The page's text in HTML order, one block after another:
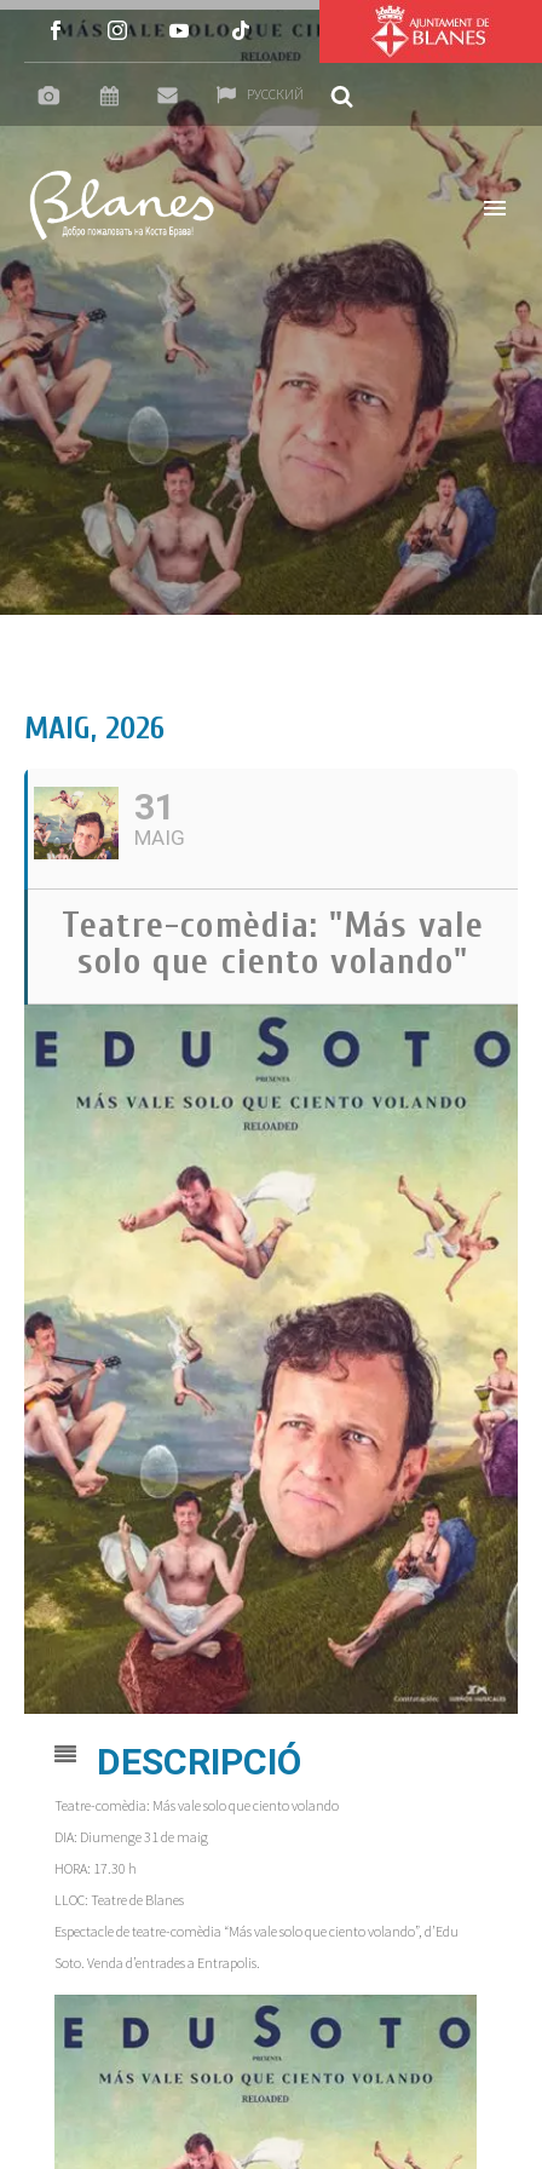
РУССКИЙ
MAIG, 2026
31
MAIG
Teatre-comèdia: "Más vale
solo que ciento volando"
DESCRIPCIÓ
Teatre-comèdia: Más vale solo que ciento volando
DIA: Diumenge 31 de maig
HORA: 17.30 h
LLOC: Teatre de Blanes
Espectacle de teatre-comèdia “Más vale solo que ciento volando”, d’Edu
Soto. Venda d’entrades a Entrapolis.